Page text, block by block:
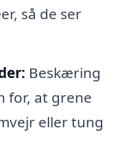
så de ser
Beskæring
for, at grene
eller tung